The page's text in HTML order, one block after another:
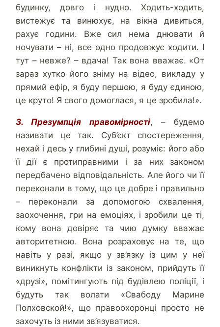
будинку, довго і нудно. Ходить-ходить,
вистежує та винюхує, на вікна дивиться,
рахує години. Вже сил нема днювати й
ночувати – ні, все одно продовжує ходити. І
тут – невже? – вдача! Так вона вважає. «От
зараз хутко його зніму на відео, викладу у
прямий ефір, я буду першою, я буду єдиною,
це круто! Я свого домоглася, я це зробила!».
3. Презумпція правомірності, – будемо
називати це так. Суб’єкт спостереження,
нехай і десь у глибині душі, розуміє: його або
її дії є протиправними і за них законом
передбачено відповідальність. Але його чи її
переконали в тому, що це добре і правильно
– переконали за допомогою схвалення,
заохочення, гри на емоціях, і зробили це ті,
кому вона довіряє та чию думку вважає
авторитетною. Вона розраховує на те, що
навіть у разі, якщо у зв’язку із цим у неї
виникнуть конфлікти із законом, прийдуть її
«друзі», помітингують під будівлею поліції, і
будуть так волати «Свабоду Марине
Полховской!», що правоохоронці просто не
захочуть із ними зв’язуватися.